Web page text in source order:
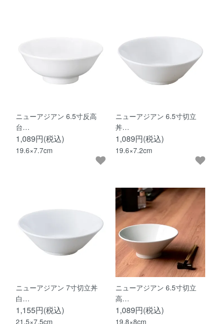
ニューアジアン 6.5寸反高
台…
1,089円(税込)
19.6×7.7cm
ニューアジアン 6.5寸切立
丼…
1,089円(税込)
19.6×7.2cm
ニューアジアン 7寸切立丼
白…
1,155円(税込)
21.5×7.5cm
ニューアジアン 6.5寸切立
高…
1,089円(税込)
19.8×8cm